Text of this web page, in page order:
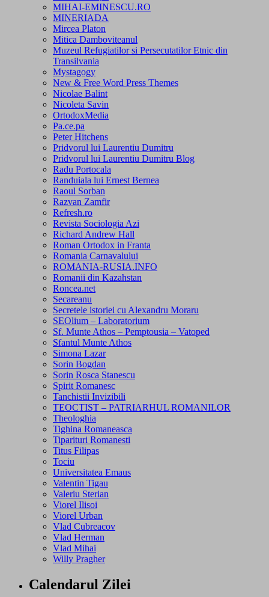
MIHAI-EMINESCU.RO
MINERIADA
Mircea Platon
Mitica Damboviteanul
Muzeul Refugiatilor si Persecutatilor Etnic din
Transilvania
Mystagogy
New & Free Word Press Themes
Nicolae Balint
Nicoleta Savin
OrtodoxMedia
Pa.ce.pa
Peter Hitchens
Pridvorul lui Laurentiu Dumitru
Pridvorul lui Laurentiu Dumitru Blog
Radu Portocala
Randuiala lui Ernest Bernea
Raoul Sorban
Razvan Zamfir
Refresh.ro
Revista Sociologia Azi
Richard Andrew Hall
Roman Ortodox in Franta
Romania Carnavalului
ROMANIA-RUSIA.INFO
Romanii din Kazahstan
Roncea.net
Secareanu
Secretele istoriei cu Alexandru Moraru
SEOlium – Laboratorium
Sf. Munte Athos – Pemptousia – Vatoped
Sfantul Munte Athos
Simona Lazar
Sorin Bogdan
Sorin Rosca Stanescu
Spirit Romanesc
Tanchistii Invizibili
TEOCTIST – PATRIARHUL ROMANILOR
Theologhia
Tighina Romaneasca
Tiparituri Romanesti
Titus Filipas
Tociu
Universitatea Emaus
Valentin Tigau
Valeriu Sterian
Viorel Ilisoi
Viorel Urban
Vlad Cubreacov
Vlad Herman
Vlad Mihai
Willy Pragher
Calendarul Zilei